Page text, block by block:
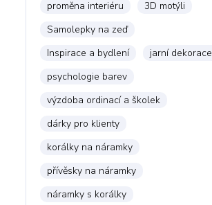
proměna interiéru
3D motýli
Samolepky na zeď
Inspirace a bydlení
jarní dekorace
psychologie barev
výzdoba ordinací a školek
dárky pro klienty
korálky na náramky
přívěsky na náramky
náramky s korálky